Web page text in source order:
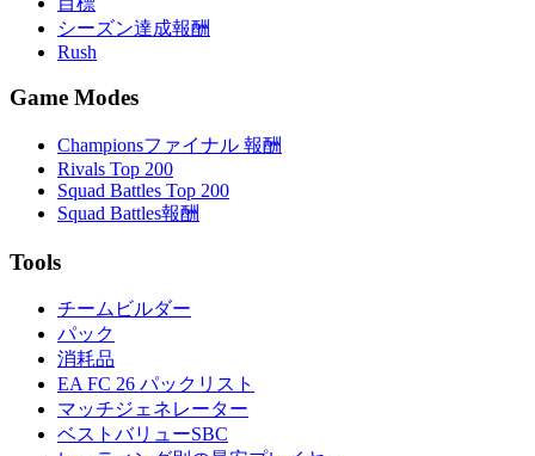
シーズン達成報酬
Rush
Game Modes
Championsファイナル 報酬
Rivals Top 200
Squad Battles Top 200
Squad Battles報酬
Tools
チームビルダー
パック
消耗品
EA FC 26 パックリスト
マッチジェネレーター
ベストバリューSBC